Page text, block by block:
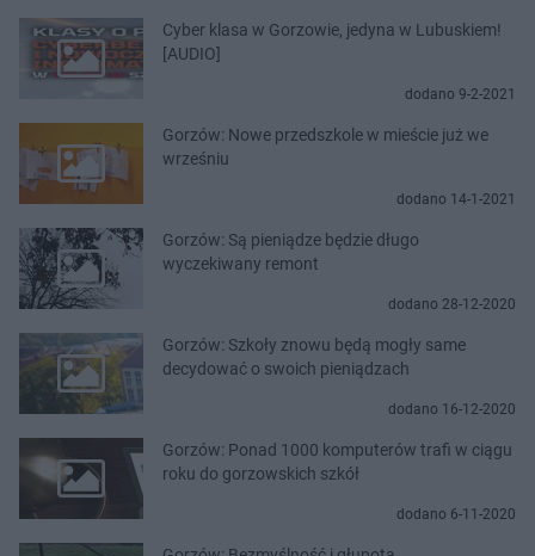
Cyber klasa w Gorzowie, jedyna w Lubuskiem!
[AUDIO]
dodano 9-2-2021
Gorzów: Nowe przedszkole w mieście już we
wrześniu
dodano 14-1-2021
Gorzów: Są pieniądze będzie długo
wyczekiwany remont
dodano 28-12-2020
Gorzów: Szkoły znowu będą mogły same
decydować o swoich pieniądzach
dodano 16-12-2020
Gorzów: Ponad 1000 komputerów trafi w ciągu
roku do gorzowskich szkół
dodano 6-11-2020